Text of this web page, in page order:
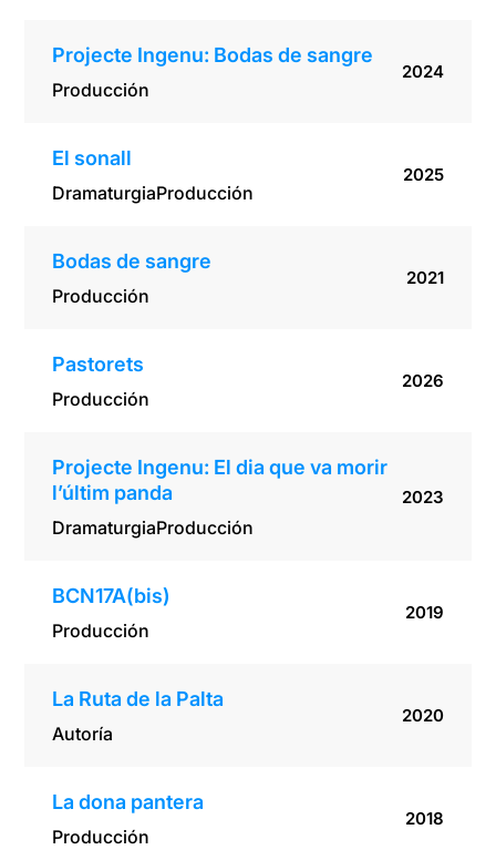
Projecte Ingenu: Bodas de sangre
Producción
2024
El sonall
DramaturgiaProducción
2025
Bodas de sangre
Producción
2021
Pastorets
Producción
2026
Projecte Ingenu: El dia que va morir
l’últim panda
DramaturgiaProducción
2023
BCN17A(bis)
Producción
2019
La Ruta de la Palta
Autoría
2020
La dona pantera
Producción
2018